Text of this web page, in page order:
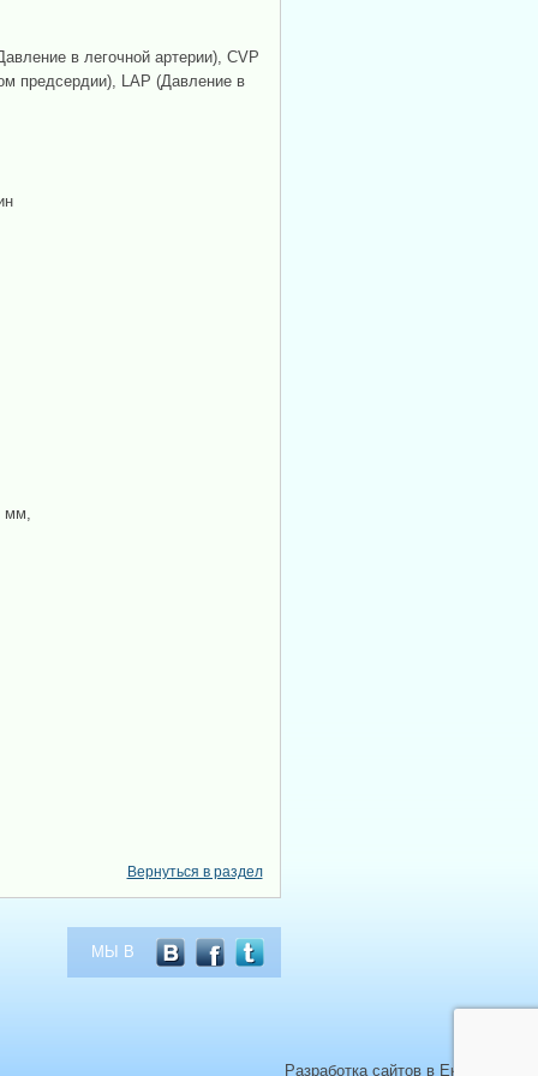
в легочной артерии), CVP
предсердии), LAP (Давление в
мм,
Вернуться в раздел
МЫ В
Разработка сайтов в Екатерибурге